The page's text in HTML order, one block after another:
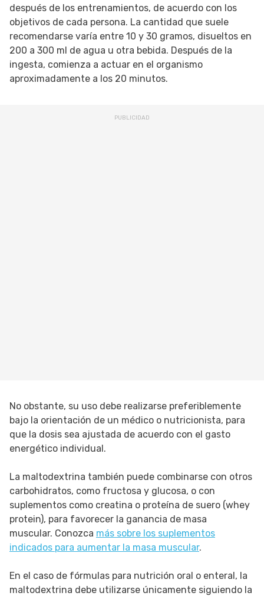
después de los entrenamientos, de acuerdo con los
objetivos de cada persona. La cantidad que suele
recomendarse varía entre 10 y 30 gramos, disueltos en
200 a 300 ml de agua u otra bebida. Después de la
ingesta, comienza a actuar en el organismo
aproximadamente a los 20 minutos.
No obstante, su uso debe realizarse preferiblemente
bajo la orientación de un médico o nutricionista, para
que la dosis sea ajustada de acuerdo con el gasto
energético individual.
La maltodextrina también puede combinarse con otros
carbohidratos, como fructosa y glucosa, o con
suplementos como creatina o proteína de suero (whey
protein), para favorecer la ganancia de masa
muscular. Conozca más sobre los suplementos
indicados para aumentar la masa muscular.
En el caso de fórmulas para nutrición oral o enteral, la
maltodextrina debe utilizarse únicamente siguiendo la